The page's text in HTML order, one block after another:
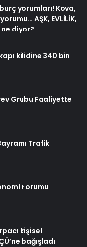
yorumları! Kova,
AŞK, EVLİLİK,
ne diyor?
kilidine 340 bin
Grubu Faaliyette
Trafik
Forumu
kişisel
bağışladı